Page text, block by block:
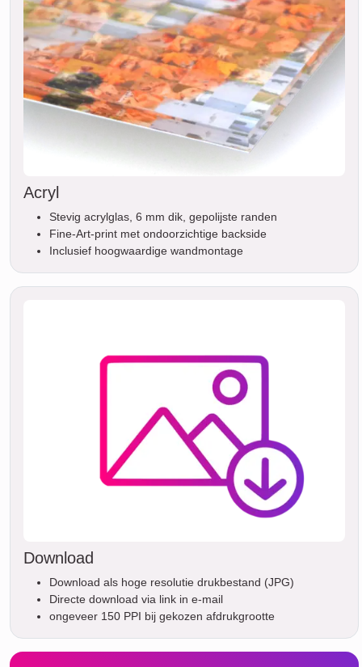
Acryl
Stevig acrylglas, 6 mm dik, gepolijste randen
Fine-Art-print met ondoorzichtige backside
Inclusief hoogwaardige wandmontage
Download
Download als hoge resolutie drukbestand (JPG)
Directe download via link in e-mail
ongeveer 150 PPI bij gekozen afdrukgrootte